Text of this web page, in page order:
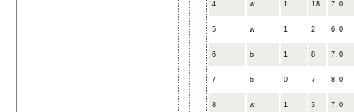
4 w 1 18 7.0
5 w 1 2 6.0
6 b 1 8 7.0
7 b 0 7 8.0
8 w 1 3 7.0